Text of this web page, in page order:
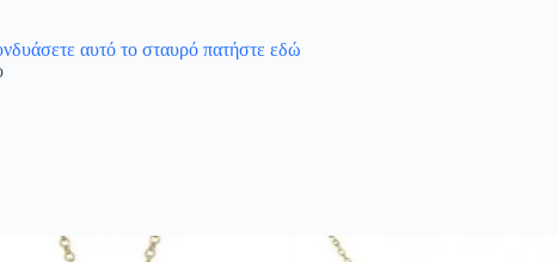
αυτό το σταυρό πατήστε εδώ